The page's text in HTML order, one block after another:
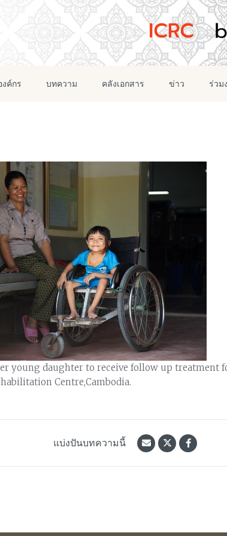
ค์กร บทความ คลังเอกสาร ข่าว ร่วม
young daughter to receive follow up treatment
Centre,Cambodia.
แบ่งปันบทความนี้